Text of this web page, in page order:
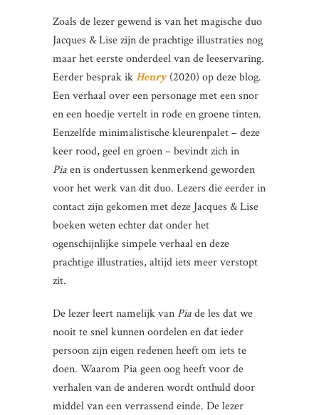
Zoals de lezer gewend is van het magische duo
Jacques & Lise zijn de prachtige illustraties nog
maar het eerste onderdeel van de leeservaring.
Eerder besprak ikHenry(2020) op deze blog.
Een verhaal over een personage met een snor
en een hoedje vertelt in rode en groene tinten.
Eenzelfde minimalistische kleurenpalet – deze
keer rood, geel en groen – bevindt zich in
Piaen is ondertussen kenmerkend geworden
voor het werk van dit duo. Lezers die eerder in
contact zijn gekomen met deze Jacques & Lise
boeken weten echter dat onder het
ogenschijnlijke simpele verhaal en deze
prachtige illustraties, altijd iets meer verstopt
zit.
De lezer leert namelijk vanPiade les dat we
nooit te snel kunnen oordelen en dat ieder
persoon zijn eigen redenen heeft om iets te
doen. Waarom Pia geen oog heeft voor de
verhalen van de anderen wordt onthuld door
middel van een verrassend einde. De lezer